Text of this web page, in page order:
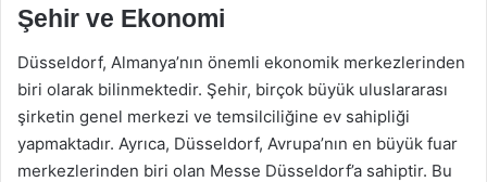
Şehir ve Ekonomi
Düsseldorf, Almanya’nın önemli ekonomik merkezlerinden
biri olarak bilinmektedir. Şehir, birçok büyük uluslararası
şirketin genel merkezi ve temsilciliğine ev sahipliği
yapmaktadır. Ayrıca, Düsseldorf, Avrupa’nın en büyük fuar
merkezlerinden biri olan Messe Düsseldorf’a sahiptir. Bu